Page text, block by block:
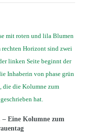
– Eine Kolumne zum